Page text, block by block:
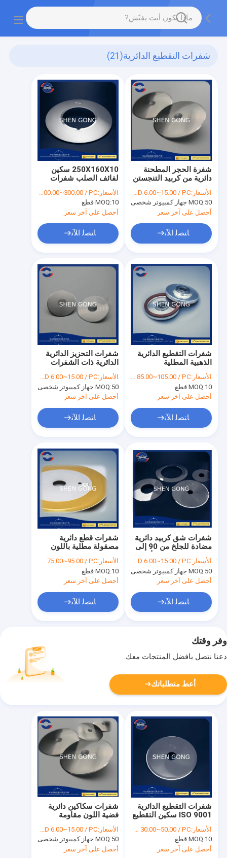
شفرات التقطيع الدائرية(21)
250X160X10 سكين
لفائف الصلب شفرات
التقطيع الدائرية
الأسعار:USD 200.00~300.00 / PC
MOQ:10 قطع
أحصل على آخر سعر
ﺎﺘﺼﻟ ﺍﻶﻧ
شفرة الحجر المطحنة
دائرية من كربيد التنجستن
الفضي
الأسعار:USD 6.00~15.00 / PC
MOQ:50 جهاز كمبيوتر شخصى
أحصل على آخر سعر
ﺎﺘﺼﻟ ﺍﻶﻧ
شفرات التحزيز الدائرية
الدائرية ذات الشفرات
HRA92.1
الأسعار:USD 6.00~15.00 / PC
MOQ:50 جهاز كمبيوتر شخصى
أحصل على آخر سعر
ﺎﺘﺼﻟ ﺍﻶﻧ
شفرات التقطيع الدائرية
الذهبية المطلية
من كربيد التنجستن
الأسعار:USD 85.00~105.00 / PC
MOQ:10 قطع
أحصل على آخر سعر
ﺎﺘﺼﻟ ﺍﻶﻧ
شفرات قطع دائرية
مصقولة مطلية باللون
الذهبي ، ماكينة تقطيع
وتقطيع الورق 92.5HRA
الأسعار:USD 75.00~95.00 / PC
MOQ:10 قطع
أحصل على آخر سعر
ﺎﺘﺼﻟ ﺍﻶﻧ
شفرات شق كربيد دائرية
مضادة للجلخ من 90 إلى
91.5 HRA لقطع الأقمشة
الأسعار:USD 6.00~15.00 / PC
MOQ:50 جهاز كمبيوتر شخصى
أحصل على آخر سعر
ﺎﺘﺼﻟ ﺍﻶﻧ
وفر وقتك
دعنا نتصل بأفضل المنتجات معك.
أعط متطلباتك
شفرات سكاكين دائرية
فضية اللون مقاومة
للاهتراء
الأسعار:USD 6.00~15.00 / PC
MOQ:50 جهاز كمبيوتر شخصى
أحصل على آخر سعر
شفرات التقطيع الدائرية
ISO 9001 سكين التقطيع
الدائري
الأسعار:USD 30.00~50.00 / PC
MOQ:10 قطع
أحصل على آخر سعر